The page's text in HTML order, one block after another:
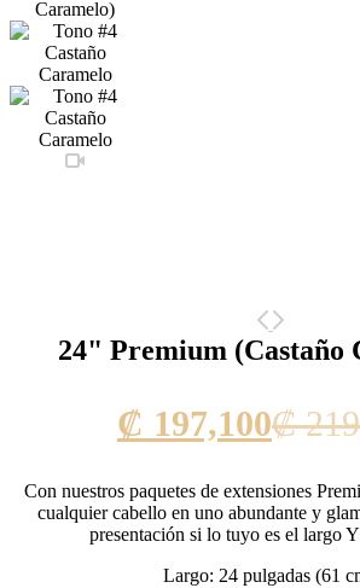
24" Premium (Castaño
₡ 197,100
is:
₡
₡
Con nuestros paquetes de extensiones
cualquier cabello en uno abundante y
presentación si lo tuyo es el largo
Largo: 24 pulgadas (61